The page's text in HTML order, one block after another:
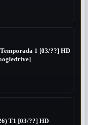
1 [03/??] HD
T1 [03/??] HD